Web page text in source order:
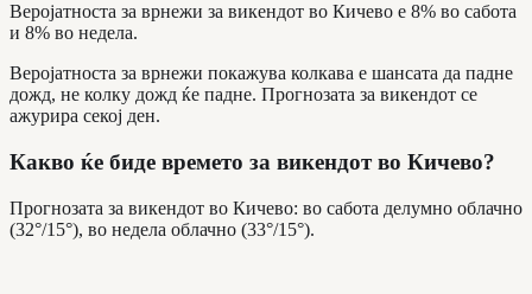
Веројатноста за врнежи за викендот во Кичево е 8% во сабота
и 8% во недела.
Веројатноста за врнежи покажува колкава е шансата да падне
дожд, не колку дожд ќе падне. Прогнозата за викендот се
ажурира секој ден.
Какво ќе биде времето за викендот во Кичево?
Прогнозата за викендот во Кичево: во сабота делумно облачно
(32°/15°), во недела облачно (33°/15°).